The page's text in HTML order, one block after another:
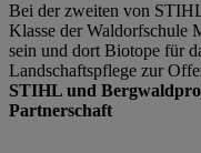
Bei der zweiten von
Klasse der Waldorfschule
sein und dort Biotope für
Landschaftspflege zur
STIHL und
Partnerschaft